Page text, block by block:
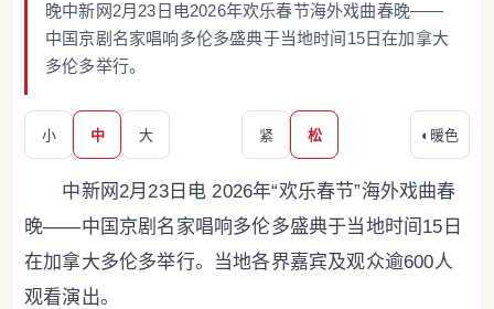
晚中新网2月23日电2026年欢乐春节海外戏曲春晚——
中国京剧名家唱响多伦多盛典于当地时间15日在加拿大
多伦多举行。
小 中 大 紧 松 ◐ 暖色
中新网2月23日电 2026年“欢乐春节”海外戏曲春
晚——中国京剧名家唱响多伦多盛典于当地时间15日
在加拿大多伦多举行。当地各界嘉宾及观众逾600人
观看演出。